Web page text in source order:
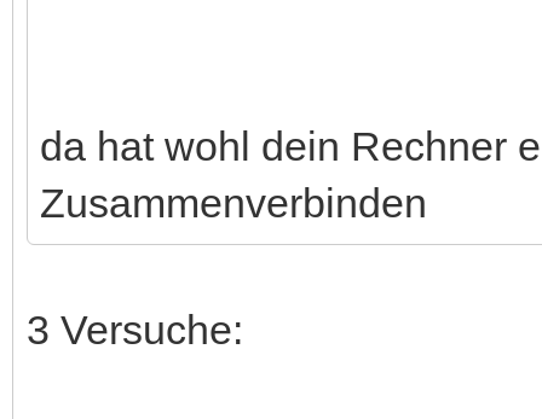
da hat wohl dein Rechner
Zusammenverbinden
3 Versuche: